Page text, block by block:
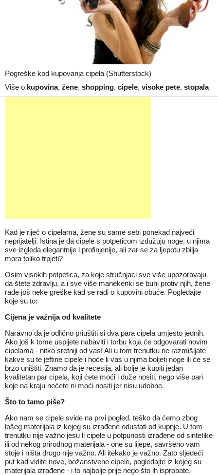
Pogreške kod kupovanja cipela (Shutterstock)
Više o kupovina, žene, shopping, cipele, visoke pete, stopala
Kad je riječ o cipelama, žene su same sebi ponekad najveći
neprijatelji. Istina je da cipele s potpeticom izdužuju noge, u njima
sve izgleda elegantnije i profinjenije, ali zar se za ljepotu zbilja
mora toliko trpjeti?
Osim visokih potpetica, za koje stručnjaci sve više upozoravaju
da štete zdravlju, a i sve više manekenki se buni protiv njih, žene
rade još neke greške kad se radi o kupovini obuće. Pogledajte
koje su to:
Cijena je važnija od kvalitete
Naravno da je odlično priuštiti si dva para cipela umjesto jednih.
Ako još k tome uspijete nabaviti i torbu koja će odgovarati novim
cipelama - nitko sretniji od vas! Ali u tom trenutku ne razmišljate
kakve su te jeftine cipele i hoće li vas u njima boljeti noge ili će se
brzo uništiti. Znamo da je recesija, ali bolje je kupiti jedan
kvalitetan par cipela, koji ćete moći i duže nositi, nego više pari
koje na kraju nećete ni moći nositi jer nisu udobne.
Što to tamo piše?
Ako nam se cipele svide na prvi pogled, teško da ćemo zbog
lošeg materijala iz kojeg su izrađene odustati od kupnje. U tom
trenutku nije važno jesu li cipele u potpunosti izrađene od sintetike
ili od nekog prirodnog materijala - one su lijepe, savršeno vam
stoje i ništa drugo nije važno. Ali itekako je važno. Zato sljedeći
put kad vidite nove, božanstvene cipele, pogledajte iz kojeg su
materijala izrađene - i to najbolje prije nego što ih isprobate.